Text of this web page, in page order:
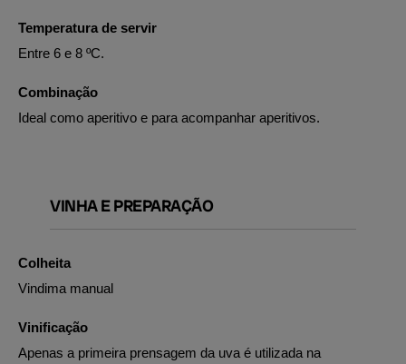
Temperatura de servir
Entre 6 e 8 ºC.
Combinação
Ideal como aperitivo e para acompanhar aperitivos.
VINHA E PREPARAÇÃO
Colheita
Vindima manual
Vinificação
Apenas a primeira prensagem da uva é utilizada na